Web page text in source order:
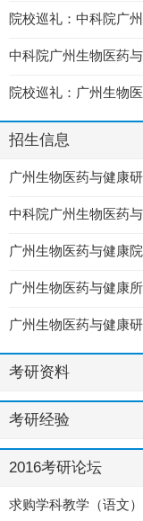
院校巡礼：中科院广
中科院广州生物医药
院校巡礼：广州生物
招生信息
广州生物医药与健康
中科院广州生物医药
广州生物医药与健康
广州生物医药与健康
广州生物医药与健康
考研资料
考研经验
2016考研论坛
求购学科教学（语文